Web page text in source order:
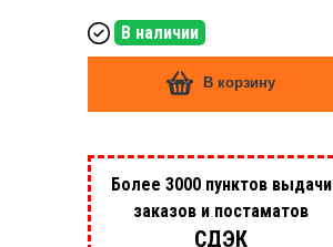
В наличии
В корзину
Более 3000 пунктов выдачи
заказов и постаматов
СДЭК